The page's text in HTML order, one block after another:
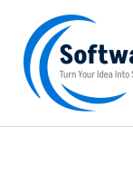
inhoud
e
k
e